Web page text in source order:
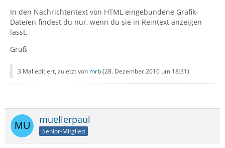
In den Nachrichtentext von HTML eingebundene Grafik-
Dateien findest du nur, wenn du sie in Reintext anzeigen
lässt.
Gruß
3 Mal editiert, zuletzt von mrb(28. Dezember 2010 um 18:31)
muellerpaul
Senior-Mitglied